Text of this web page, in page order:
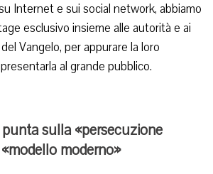
Internet e sui social network, abbiamo
esclusivo insieme alle autorità e ai
Vangelo, per appurare la loro
al grande pubblico.
sulla «persecuzione
moderno»